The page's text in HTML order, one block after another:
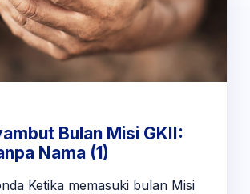
Bulan Misi GKII:
Nama (1)
Ketika memasuki bulan Misi